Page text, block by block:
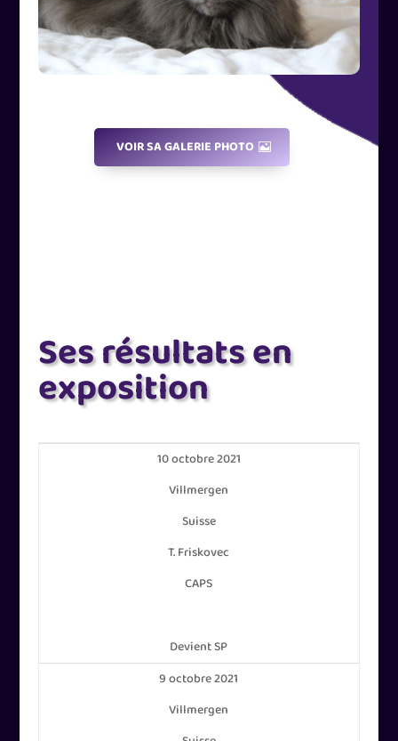
VOIR SA GALERIE PHOTO
Ses résultats en
exposition
10 octobre 2021
Villmergen
Suisse
T. Friskovec
CAPS
Devient SP
9 octobre 2021
Villmergen